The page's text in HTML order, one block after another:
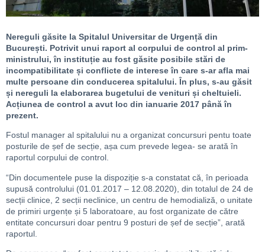
Nereguli găsite la Spitalul Universitar de Urgență din
București. Potrivit unui raport al corpului de control al prim-
ministrului, în instituție au fost găsite posibile stări de
incompatibilitate și conflicte de interese în care s-ar afla mai
multe persoane din conducerea spitalului. În plus, s-au găsit
și nereguli la elaborarea bugetului de venituri și cheltuieli.
Acțiunea de control a avut loc din ianuarie 2017 până în
prezent.
Fostul manager al spitalului nu a organizat concursuri pentu toate
posturile de șef de secție, așa cum prevede legea- se arată în
raportul corpului de control.
“Din documentele puse la dispoziție s-a constatat că, în perioada
supusă controlului (01.01.2017 – 12.08.2020), din totalul de 24 de
secții clinice, 2 secții neclinice, un centru de hemodializă, o unitate
de primiri urgențe și 5 laboratoare, au fost organizate de către
entitate concursuri doar pentru 9 posturi de șef de secție”, arată
raportul.